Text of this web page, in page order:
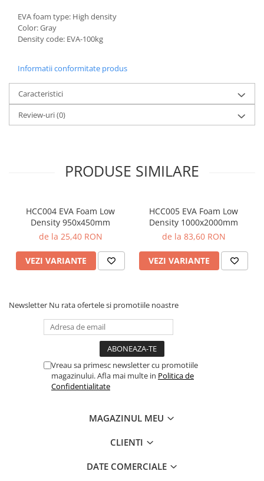
EVA foam type: High density
Color: Gray
Density code: EVA-100kg
Informatii conformitate produs
Caracteristici
Review-uri(0)
PRODUSE SIMILARE
HCC004 EVA Foam Low
Density 950x450mm
de la 25,40 RON
VEZI VARIANTE
HCC005 EVA Foam Low
Density 1000x2000mm
de la 83,60 RON
VEZI VARIANTE
Newsletter Nu rata ofertele si promotiile noastre
Vreau sa primesc newsletter cu promotiile
magazinului. Afla mai multe in Politica de
Confidentialitate
MAGAZINUL MEU
CLIENTI
DATE COMERCIALE